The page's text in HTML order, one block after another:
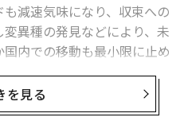
減速気味になり、収束への
異種の発見などにより、未
内での移動も最小限に止め
空会社は大量の減便を余儀
ANAはこれまでの事業計画
しようと大きく舵を取り始
を見る